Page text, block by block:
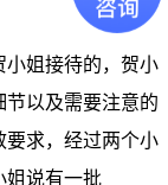
小姐接待的，贺小
以及需要注意的
要求，经过两个小
姐说有一批